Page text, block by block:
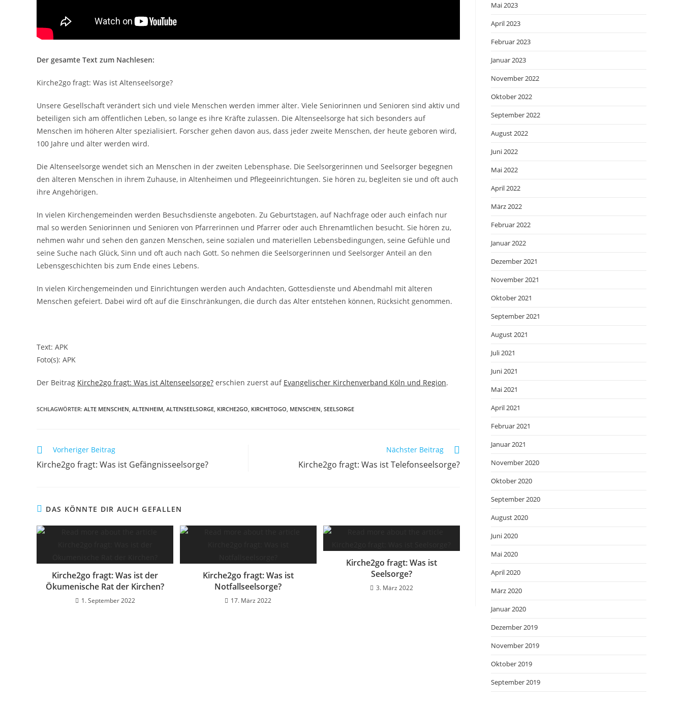
Der gesamte Text zum Nachlesen:
Kirche2go fragt: Was ist Altenseelsorge?
Unsere Gesellschaft verändert sich und viele Menschen werden immer älter. Viele Seniorinnen und Senioren sind aktiv und
beteiligen sich am öffentlichen Leben, so lange es ihre Kräfte zulassen. Die Altenseelsorge hat sich besonders auf
Menschen im höheren Alter spezialisiert. Forscher gehen davon aus, dass jeder zweite Menschen, der heute geboren wird,
100 Jahre und älter werden wird.
Die Altenseelsorge wendet sich an Menschen in der zweiten Lebensphase. Die Seelsorgerinnen und Seelsorger begegnen
den älteren Menschen in ihrem Zuhause, in Altenheimen und Pflegeeinrichtungen. Sie hören zu, begleiten sie und oft auch
ihre Angehörigen.
In vielen Kirchengemeinden werden Besuchsdienste angeboten. Zu Geburtstagen, auf Nachfrage oder auch einfach nur
mal so werden Seniorinnen und Senioren von Pfarrerinnen und Pfarrer oder auch Ehrenamtlichen besucht. Sie hören zu,
nehmen wahr und sehen den ganzen Menschen, seine sozialen und materiellen Lebensbedingungen, seine Gefühle und
seine Suche nach Glück, Sinn und oft auch nach Gott. So nehmen die Seelsorgerinnen und Seelsorger Anteil an den
Lebensgeschichten bis zum Ende eines Lebens.
In vielen Kirchengemeinden und Einrichtungen werden auch Andachten, Gottesdienste und Abendmahl mit älteren
Menschen gefeiert. Dabei wird oft auf die Einschränkungen, die durch das Alter entstehen können, Rücksicht genommen.
Text: APK
Foto(s): APK
Der Beitrag Kirche2go fragt: Was ist Altenseelsorge? erschien zuerst auf Evangelischer Kirchenverband Köln und Region.
SCHLAGWÖRTER: ALTE MENSCHEN ALTENHEIM ALTENSEELSORGE KIRCHE2GO KIRCHETOGO MENSCHEN SEELSORGE
Weitere
ansehen
Vorheriger Beitrag
Kirche2go fragt: Was ist Gefängnisseelsorge?
Nächster Beitrag
Kirche2go fragt: Was ist Telefonseelsorge?
DAS KÖNNTE DIR AUCH GEFALLEN
Kirche2go fragt: Was ist der
Ökumenische Rat der Kirchen?
1. September 2022
Kirche2go fragt: Was ist
Notfallseelsorge?
17. März 2022
Kirche2go fragt: Was ist
Seelsorge?
3. März 2022
Mai 2023
April 2023
Februar 2023
Januar 2023
November 2022
Oktober 2022
September 2022
August 2022
Juni 2022
Mai 2022
April 2022
März 2022
Februar 2022
Januar 2022
Dezember 2021
November 2021
Oktober 2021
September 2021
August 2021
Juli 2021
Juni 2021
Mai 2021
April 2021
Februar 2021
Januar 2021
November 2020
Oktober 2020
September 2020
August 2020
Juni 2020
Mai 2020
April 2020
März 2020
Januar 2020
Dezember 2019
November 2019
Oktober 2019
September 2019